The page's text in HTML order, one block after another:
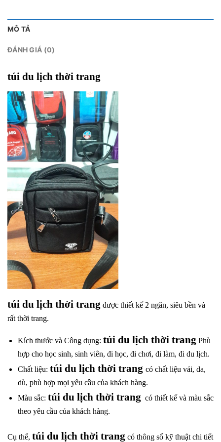
MÔ TẢ
ĐÁNH GIÁ (0)
túi du lịch thời trang
túi du lịch thời trang được thiết kế 2 ngăn, siêu bền và
rất thời trang.
Kích thước và Công dụng: túi du lịch thời trang Phù
hợp cho học sinh, sinh viên, đi học, đi chơi, đi làm, đi du lịch.
Chất liệu: túi du lịch thời trang có chất liệu vải, da,
dù, phù hợp mọi yêu cầu của khách hàng.
Màu sắc: túi du lịch thời trang có thiết kế và màu sắc
theo yêu cầu của khách hàng.
Cụ thể, túi du lịch thời trang có thông số kỹ thuật chi tiết